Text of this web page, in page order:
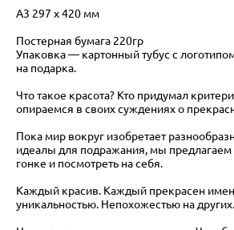
А3 297 х 420 мм
Постерная бумага 220гр
Упаковка — картонный тубус с
на подарка.
Что такое красота? Кто придумал
опираемся в своих суждениях о
Пока мир вокруг изобретает
идеалы для подражания, мы предлагаем
гонке и посмотреть на себя.
Каждый красив. Каждый прекрасен
уникальностью. Непохожестью на